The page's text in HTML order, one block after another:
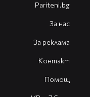
Pariteni.bg
За нас
За реклама
Контакт
Помощ